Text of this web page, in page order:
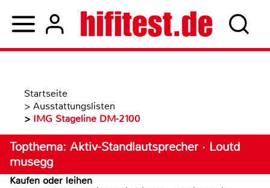
Startseite
> Ausstattungslisten
> IMG Stageline DM-2100
Topthema: Aktiv-Standlautsprecher · Loutd
musegg
Kaufen oder leihen